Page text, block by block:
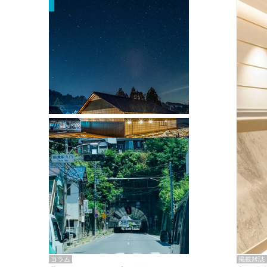
掲載雑誌
掲載雑誌・書籍
『街歩き研修「アールデコとモダニズ
ム、和風バロック」』のレポート記事が
掲載
コラム